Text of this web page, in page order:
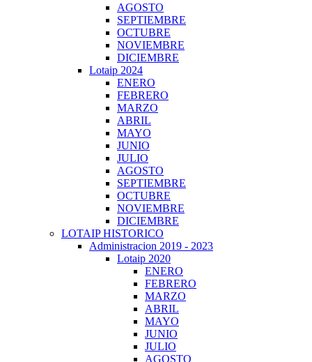
AGOSTO
SEPTIEMBRE
OCTUBRE
NOVIEMBRE
DICIEMBRE
Lotaip 2024
ENERO
FEBRERO
MARZO
ABRIL
MAYO
JUNIO
JULIO
AGOSTO
SEPTIEMBRE
OCTUBRE
NOVIEMBRE
DICIEMBRE
LOTAIP HISTORICO
Administracion 2019 - 2023
Lotaip 2020
ENERO
FEBRERO
MARZO
ABRIL
MAYO
JUNIO
JULIO
AGOSTO